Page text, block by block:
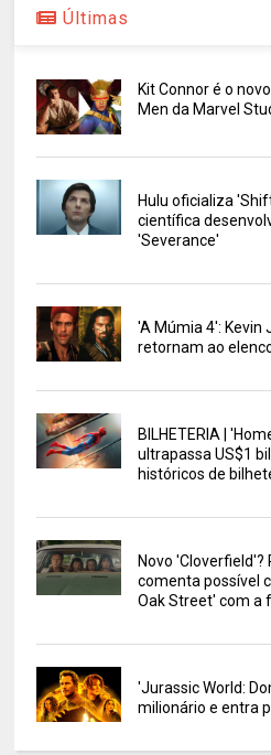
Últimas
Kit Connor é o
Men da Marvel
Hulu oficializa
científica
'Severance'
'A Múmia 4': Kevin
retornam ao
BILHETERIA |
ultrapassa US$1
históricos de
Novo
comenta possível
Oak Street' com a
'Jurassic World:
milionário e entra